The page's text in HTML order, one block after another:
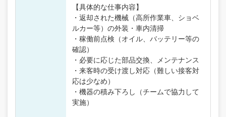
【具体的な仕事内容】
・返却された機械（高所作業車、ショベ
ルカー等）の外装・車内清掃
・稼働前点検（オイル、バッテリー等の
確認）
・必要に応じた部品交換、メンテナンス
・来客時の受け渡し対応（難しい接客対
応は少なめ）
・機器の積み下ろし（チームで協力して
実施）